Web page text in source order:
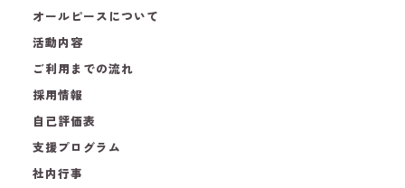
オールピースについて
活動内容
ご利用までの流れ
採用情報
自己評価表
支援プログラム
社内行事